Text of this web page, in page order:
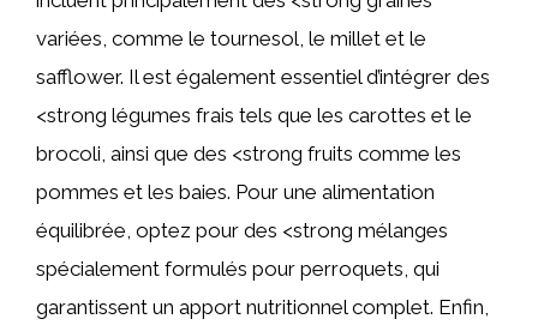
variées, comme le tournesol, le millet et le
safflower. Il est également essentiel d’intégrer des
<strong légumes frais tels que les carottes et le
brocoli, ainsi que des <strong fruits comme les
pommes et les baies. Pour une alimentation
équilibrée, optez pour des <strong mélanges
spécialement formulés pour perroquets, qui
garantissent un apport nutritionnel complet. Enfin,